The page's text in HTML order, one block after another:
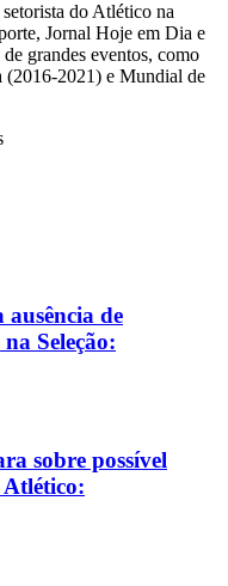
do Atlético na
Jornal Hoje em Dia e
grandes eventos, como
2021) e Mundial de
de
Seleção:
sobre possível